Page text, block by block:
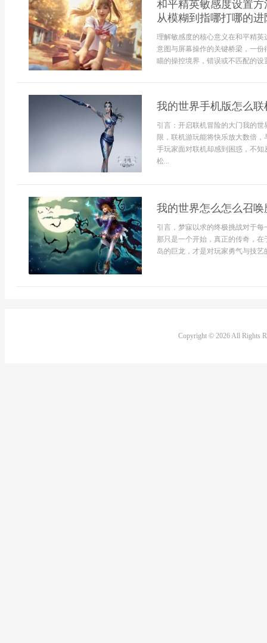
和平精英敏感度设置
从模糊到指哪打哪的进
理解敏感度的核心意义在和平精
意图与屏幕操作的关键桥梁，一
瞄的操控境界，错误或不匹配的
我的世界手机版怎么
引言：开启联机冒险的大门我的
限，联机游玩能将快乐放大数倍
手玩家面对联机却感到困惑，不
松...
我的世界怎么怎么召
引言，梦寐以求的终极挑战对于
那只是一个开始，真正的传奇，
岛的巨龙，才是对玩家勇气与技
Copyright © 2026 All Rights